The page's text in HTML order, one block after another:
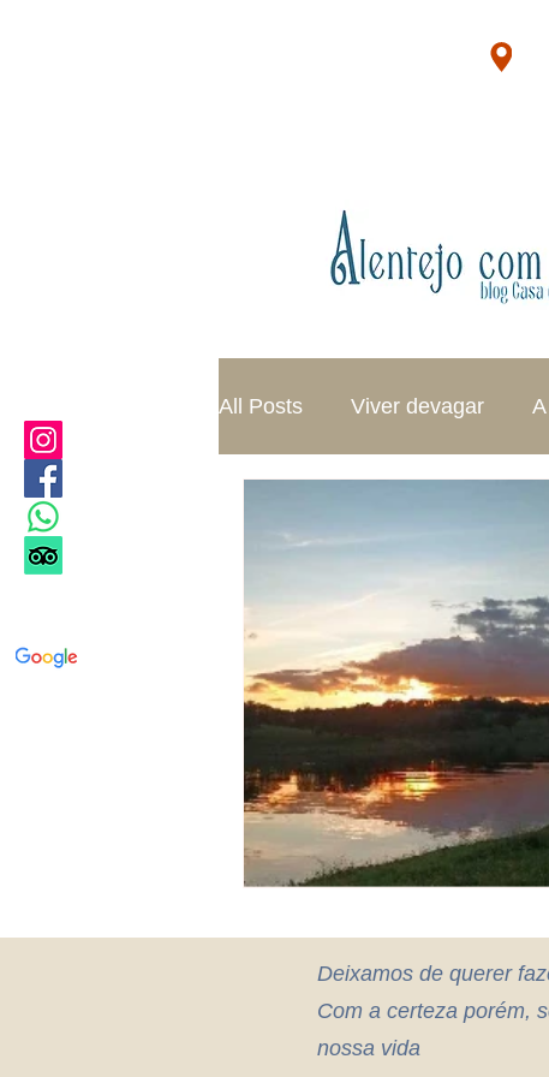
Campinho - Alentejo - Portugal
All Posts Viver devagar
Deixamos de querer
Com a certeza porém,
nossa vida